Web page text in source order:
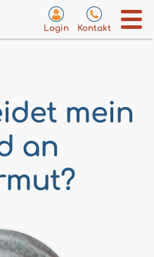
Login Kontakt
mein
an